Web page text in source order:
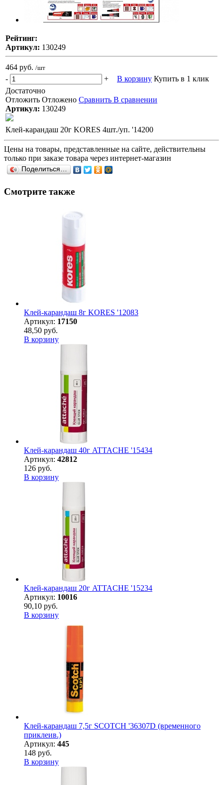
Рейтинг:
Артикул: 130249
464 руб. /шт
- + В корзину Купить в 1 клик
Достаточно
Отложить Отложено Сравнить В сравнении
Артикул: 130249
Клей-карандаш 20г KORES 4шт./уп. '14200
Цены на товары, представленные на сайте, действительны
только при заказе товара через интернет-магазин
Поделиться…
Смотрите также
Клей-карандаш 8г KORES '12083
Артикул: 17150
48,50 руб.
В корзину
Клей-карандаш 40г ATTACHE '15434
Артикул: 42812
126 руб.
В корзину
Клей-карандаш 20г ATTACHE '15234
Артикул: 10016
90,10 руб.
В корзину
Клей-карандаш 7,5г SCOTCH '36307D (временного
приклеив.)
Артикул: 445
148 руб.
В корзину